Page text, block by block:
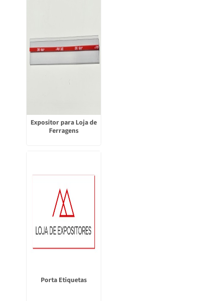
Expositor para Loja de
Ferragens
Porta Etiquetas